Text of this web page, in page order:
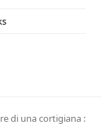
di una cortigiana :